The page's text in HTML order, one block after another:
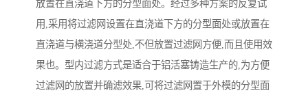
放置在直浇道下方的分型面处。经过多种方案的反复试
用,采用将过滤网设置在直浇道下方的分型面处或放置在
直浇道与横浇道分型处,不但放置过滤网方便,而且使用效
果也。型内过滤方式是适合于铝活塞铸造生产的,为方便
过滤网的放置并确滤效果,可将过滤网置于外模的分型面